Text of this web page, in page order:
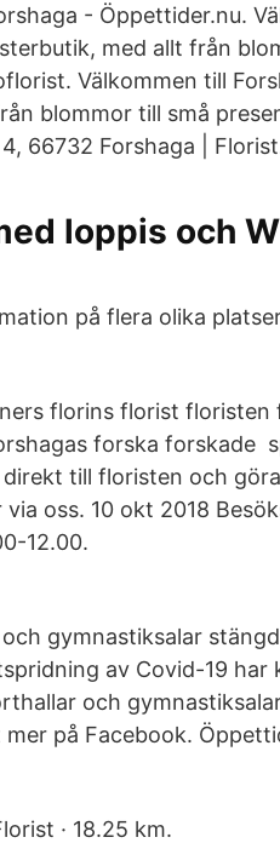
- Öppettider.nu.
med allt från
Välkommen till
blommor till små
66732 Forshaga |
loppis och
på flera olika
florins florist floristen
forska forskade
till floristen och
oss. 10 okt 2018
12.00.
gymnastiksalar
av Covid-19 har
och
på Facebook.
· 18.25 km.